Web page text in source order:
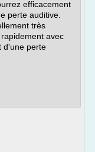
efficacement
perte auditive.
très
avec
d'une perte